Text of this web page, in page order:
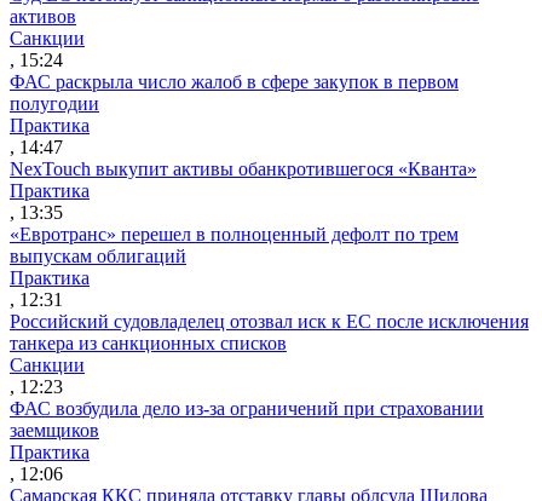
активов
Санкции
, 15:24
ФАС раскрыла число жалоб в сфере закупок в первом
полугодии
Практика
, 14:47
NexTouch выкупит активы обанкротившегося «Кванта»
Практика
, 13:35
«Евротранс» перешел в полноценный дефолт по трем
выпускам облигаций
Практика
, 12:31
Российский судовладелец отозвал иск к ЕС после исключения
танкера из санкционных списков
Санкции
, 12:23
ФАС возбудила дело из-за ограничений при страховании
заемщиков
Практика
, 12:06
Самарская ККС приняла отставку главы облсуда Шилова